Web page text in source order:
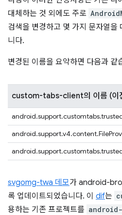
대체하는 것 외에도 주로
검색을 변경하고 몇 가지 문자열을
니다.
변경된 이름을 요약하면 다음과 같
custom-tabs-client의 이름 (이
svgomg-twa 데모가 android-
록 업데이트되었습니다. 이 dif는
용하는 기존 프로젝트를